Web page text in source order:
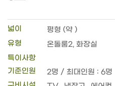
넓이
평형 (약 )
유형
온돌룸2, 화장실
특이사항
기준인원
2명 / 최대인원 : 6명